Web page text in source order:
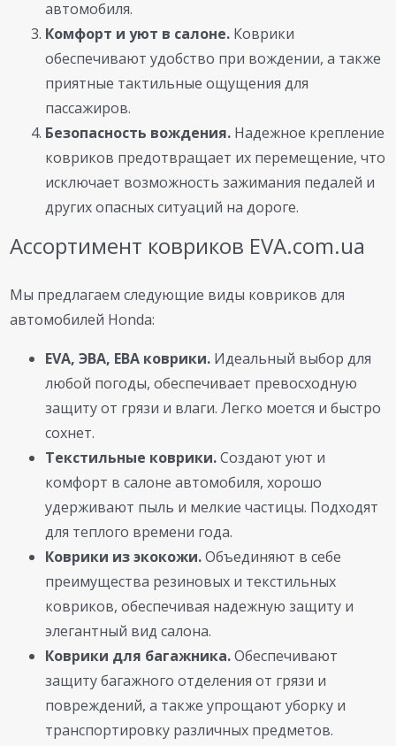
автомобиля.
Комфорт и уют в салоне. Коврики
обеспечивают удобство при вождении, а также
приятные тактильные ощущения для
пассажиров.
Безопасность вождения. Надежное крепление
ковриков предотвращает их перемещение, что
исключает возможность зажимания педалей и
других опасных ситуаций на дороге.
Ассортимент ковриков EVA.com.ua
Мы предлагаем следующие виды ковриков для
автомобилей Honda:
EVA, ЭВА, ЕВА коврики. Идеальный выбор для
любой погоды, обеспечивает превосходную
защиту от грязи и влаги. Легко моется и быстро
сохнет.
Текстильные коврики.Создают уют и
комфорт в салоне автомобиля, хорошо
удерживают пыль и мелкие частицы. Подходят
для теплого времени года.
Коврики из экокожи.Объединяют в себе
преимущества резиновых и текстильных
ковриков, обеспечивая надежную защиту и
элегантный вид салона.
Коврики для багажника.Обеспечивают
защиту багажного отделения от грязи и
повреждений, а также упрощают уборку и
транспортировку различных предметов.